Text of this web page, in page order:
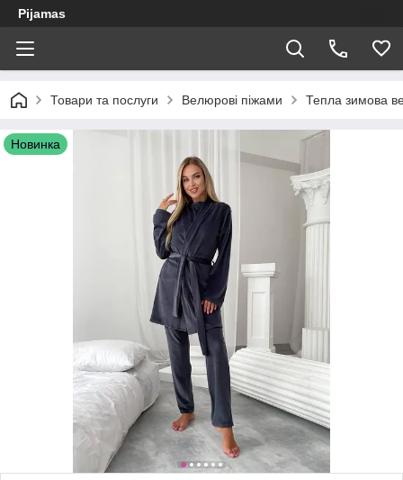
Pijamas
Товари та послуги Велюрові піжами Тепла зимова
Новинка